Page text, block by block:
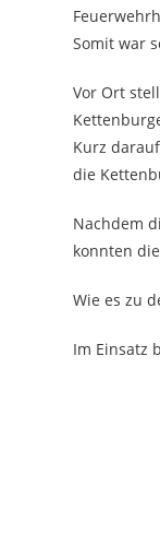
Somit war
Vor Ort
Kurz
die
Nachdem
konnten
Wie es zu
Im Einsatz